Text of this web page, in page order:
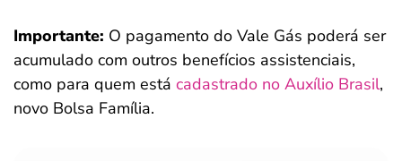
Importante: O pagamento do Vale Gás poderá ser
acumulado com outros benefícios assistenciais,
como para quem está cadastrado no Auxílio Brasil,
novo Bolsa Família.